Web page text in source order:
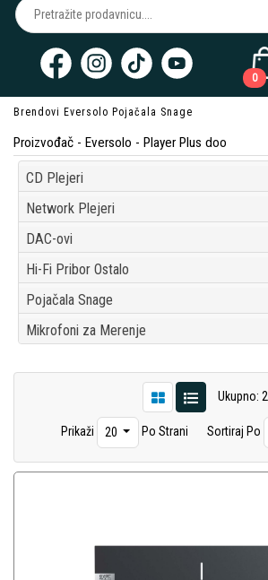
0
Brendovi Eversolo Pojačala Snage
Proizvođač - Eversolo - Player Plus doo
CD Plejeri
Network Plejeri
DAC-ovi
Hi-Fi Pribor Ostalo
Pojačala Snage
Mikrofoni za Merenje
Ukupno: 2
Prikaži 20 Po Strani Sortiraj Po